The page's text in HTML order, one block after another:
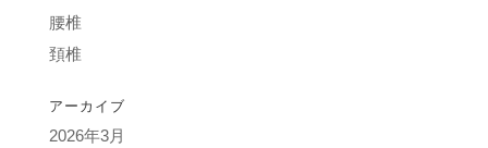
腰椎
頚椎
アーカイブ
2026年3月